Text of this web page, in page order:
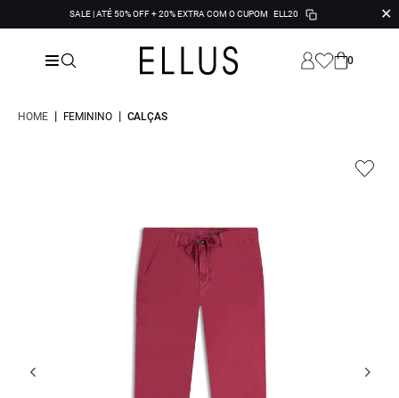
SALE | ATÉ 50% OFF + 20% EXTRA COM O CUPOM ELL20 ✕
0
HOME | FEMININO | CALÇAS